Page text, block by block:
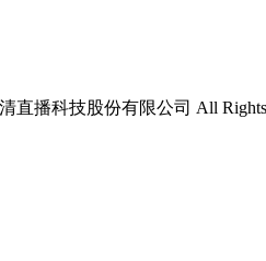
直播科技股份有限公司 All Rights